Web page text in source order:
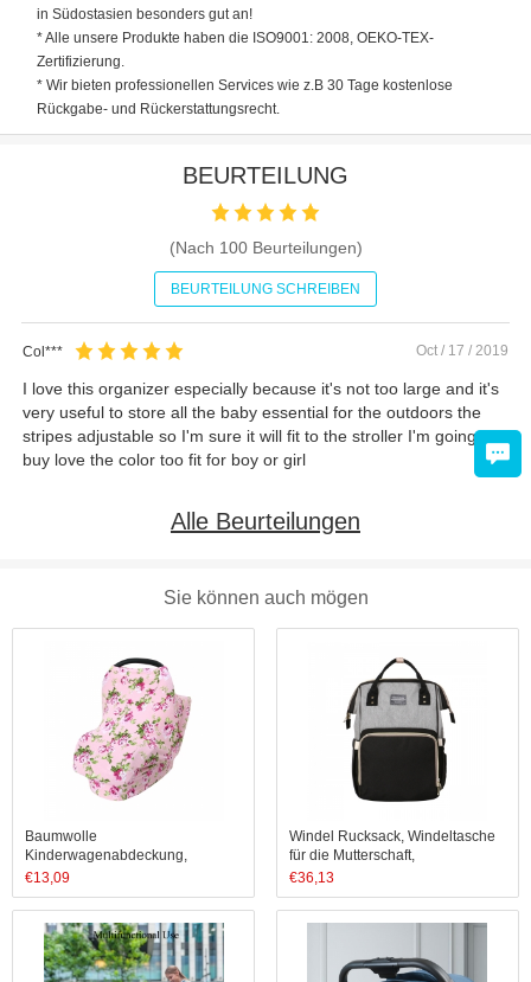
in Südostasien besonders gut an!
* Alle unsere Produkte haben die ISO9001: 2008, OEKO-TEX-
Zertifizierung.
* Wir bieten professionellen Services wie z.B 30 Tage kostenlose
Rückgabe- und Rückerstattungsrecht.
BEURTEILUNG
(Nach 100Beurteilungen)
BEURTEILUNG SCHREIBEN
Col*** Oct / 17 / 2019
I love this organizer especially because it's not too large and it's
very useful to store all the baby essential for the outdoors the
stripes adjustable so I'm sure it will fit to the stroller I'm going to
buy love the color too fit for boy or girl
Alle Beurteilungen
Sie können auch mögen
Baumwolle
Kinderwagenabdeckung,
Einkaufswagenabdeckung,
Stilltuch, Babypflege-Tuch
€13,09
Windel Rucksack, Windeltasche
für die Mutterschaft,
Wasserdichter Organizer,
Reiserucksack
€36,13